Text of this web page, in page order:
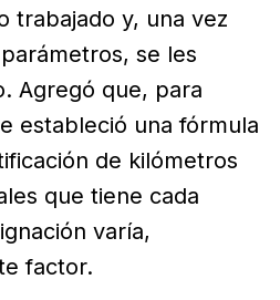
trabajado y, una vez
se les
Agregó que, para
estableció una fórmula
de kilómetros
que tiene cada
varía,
factor.